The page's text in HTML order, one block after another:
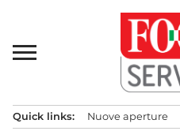
contenuto
Quick links: Nuove aperture